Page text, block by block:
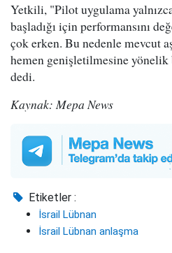
Yetkili, "Pilot uygulama
başladığı için performansını
çok erken. Bu nedenle mevcut
hemen genişletilmesine
dedi.
Kaynak: Mepa News
Etiketler :
İsrail Lübnan
İsrail Lübnan anlaşma